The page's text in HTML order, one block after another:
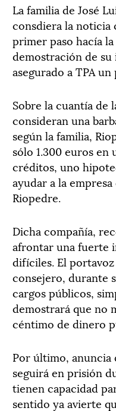
La familia de José
consdiera la noticia
primer paso hacía
demostración de su
asegurado a TPA
Sobre la cuantía de
consideran una
según la familia,
sólo 1.300 euros
créditos, uno
ayudar a la
Riopedre.
Dicha compañía,
afrontar una fuerte
difíciles. El
consejero, durante
cargos públicos,
demostrará que no
céntimo de dinero
Por último, anuncia
seguirá en prisión
tienen capacidad
sentido ya avierte